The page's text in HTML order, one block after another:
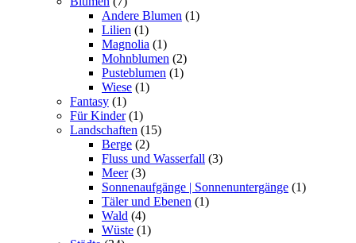
Andere Blumen (1)
Lilien (1)
Magnolia (1)
Mohnblumen (2)
Pusteblumen (1)
Wiese (1)
Fantasy (1)
Für Kinder (1)
Landschaften (15)
Berge (2)
Fluss und Wasserfall (3)
Meer (3)
Sonnenaufgänge | Sonnenuntergänge (1)
Täler und Ebenen (1)
Wald (4)
Wüste (1)